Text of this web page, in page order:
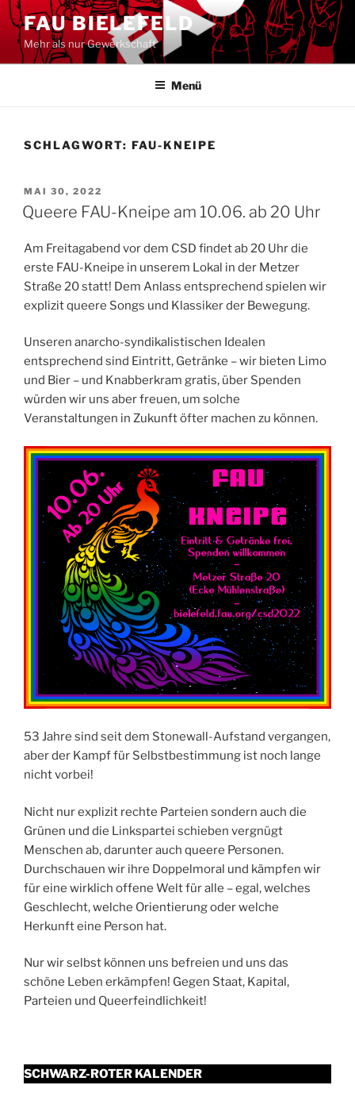
Zum
Inhalt
springen
FAU BIELEFELD
Mehr als nur Gewerkschaft
Menü
SCHLAGWORT: FAU-KNEIPE
VERÖFFENTLICHT
AM
MAI 30, 2022
Queere FAU-Kneipe am 10.06. ab 20 Uhr
Am Freitagabend vor dem CSD findet ab 20 Uhr die
erste FAU-Kneipe in unserem Lokal in der Metzer
Straße 20 statt! Dem Anlass entsprechend spielen wir
explizit queere Songs und Klassiker der Bewegung.
Unseren anarcho-syndikalistischen Idealen
entsprechend sind Eintritt, Getränke – wir bieten Limo
und Bier – und Knabberkram gratis, über Spenden
würden wir uns aber freuen, um solche
Veranstaltungen in Zukunft öfter machen zu können.
53 Jahre sind seit dem Stonewall-Aufstand vergangen,
aber der Kampf für Selbstbestimmung ist noch lange
nicht vorbei!
Nicht nur explizit rechte Parteien sondern auch die
Grünen und die Linkspartei schieben vergnügt
Menschen ab, darunter auch queere Personen.
Durchschauen wir ihre Doppelmoral und kämpfen wir
für eine wirklich offene Welt für alle – egal, welches
Geschlecht, welche Orientierung oder welche
Herkunft eine Person hat.
Nur wir selbst können uns befreien und uns das
schöne Leben erkämpfen! Gegen Staat, Kapital,
Parteien und Queerfeindlichkeit!
SCHWARZ-ROTER KALENDER